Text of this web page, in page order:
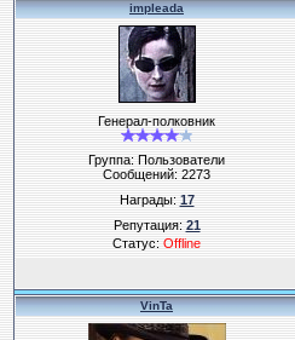
impleada
Генерал-полковник
Группа: Пользователи
Сообщений:2273
Награды:17
Репутация:21
Статус:Offline
VinTa